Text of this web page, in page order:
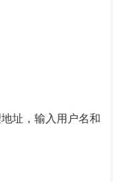
址，输入用户名和